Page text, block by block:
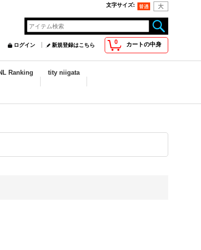
文字サイズ:
0 カートの中身
ログイン 新規登録はこちら
Ranking tity niigata